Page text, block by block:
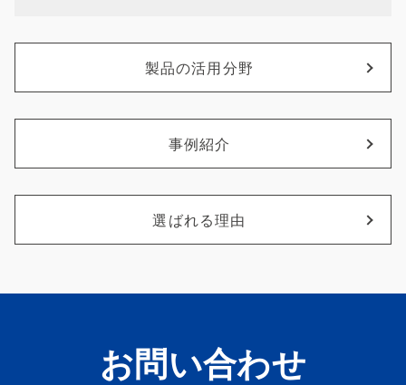
製品の活用分野
事例紹介
選ばれる理由
お問い合わせ